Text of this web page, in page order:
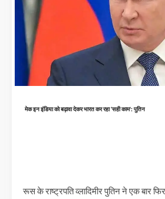
मेक इन इंडिया को बढ़ावा देकर भारत कर रहा ‘सही काम': पुतिन
रूस के राष्ट्रपति व्लादिमीर पुतिन ने एक बार